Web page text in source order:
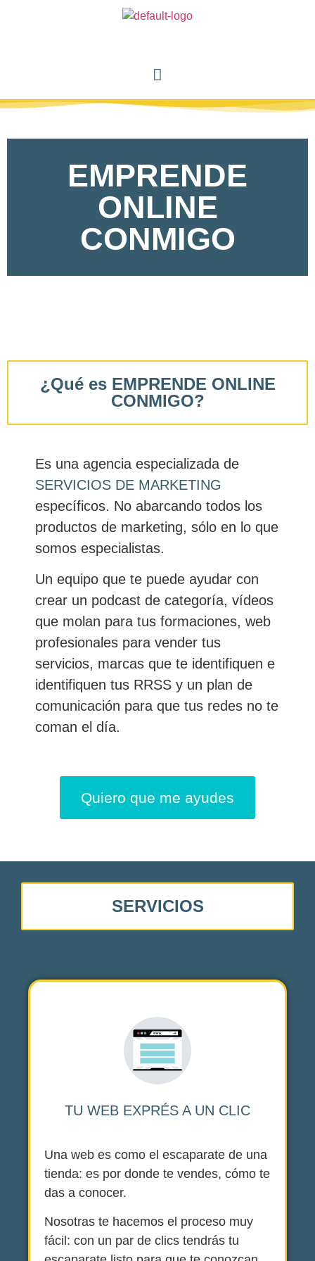
EMPRENDE
ONLINE
CONMIGO
¿Qué es EMPRENDE ONLINE
CONMIGO?
Es una agencia especializada de
SERVICIOS DE MARKETING
específicos. No abarcando todos los
productos de marketing, sólo en lo que
somos especialistas.
Un equipo que te puede ayudar con
crear un podcast de categoría, vídeos
que molan para tus formaciones, web
profesionales para vender tus
servicios, marcas que te identifiquen e
identifiquen tus RRSS y un plan de
comunicación para que tus redes no te
coman el día.
Quiero que me ayudes
SERVICIOS
TU WEB EXPRÉS A UN CLIC
Una web es como el escaparate de una
tienda: es por donde te vendes, cómo te
das a conocer.
Nosotras te hacemos el proceso muy
fácil: con un par de clics tendrás tu